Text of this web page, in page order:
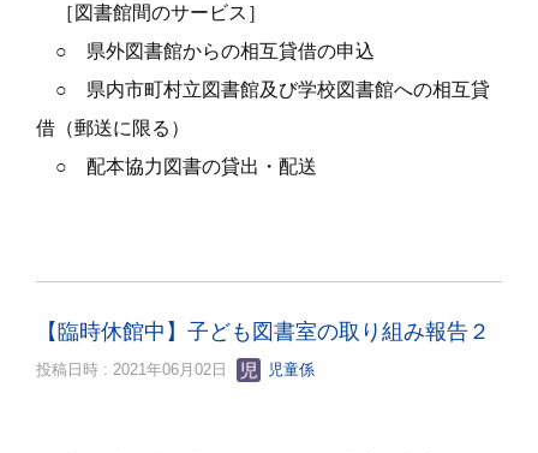
［図書館間のサービス］
○ 県外図書館からの相互貸借の申込
○ 県内市町村立図書館及び学校図書館への相互貸
借 （郵送に限る）
○ 配本協力図書の貸出・配送
【臨時休館中】子ども図書室の取り組み報告２
投稿日時 : 2021年06月02日 児童係